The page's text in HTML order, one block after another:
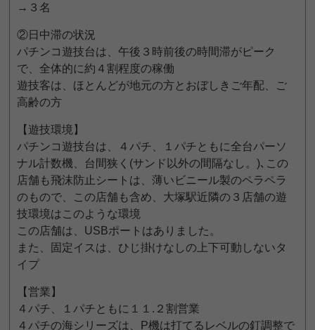
→３名
②日中滞の状況
パチンコ遊技台は、午後３時前後の時間滞がピーク
で、全体的に約４割程度の稼働
遊技客は、ほとんどが地元の方とおぼしきご年配、ご
高齢の方
【遊技環境】
パチンコ遊技台は、４パチ、１パチともに全台パーソ
ナル計数機、台間狭く(サンド以外の間隔なし。)､この
店舗も飛沫防止シートは、薄いビニール製のペラペラ
のもので、この店舗も含め、大塚駅近隣の３店舗の遊
技環境はこのような環境
この店舗は、USBポートはありました。
また、固定イスは、ひじ掛けなしの上下可動しないタ
イプ
【営業】
４パチ、１パチともに１１.２割営業
４パチの海シリーズは、P機は打てるレベルの釘調整で